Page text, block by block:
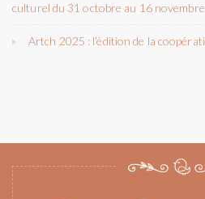
culturel du 31 octobre au 16
Artch 2025 : l’édition de la